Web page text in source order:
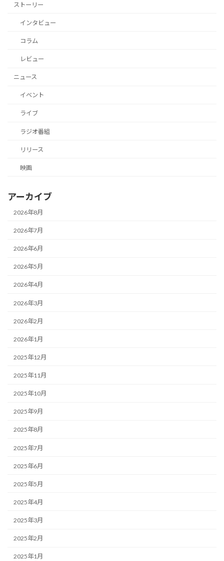
ストーリー
インタビュー
コラム
レビュー
ニュース
イベント
ライブ
ラジオ番組
リリース
映画
アーカイブ
2026年8月
2026年7月
2026年6月
2026年5月
2026年4月
2026年3月
2026年2月
2026年1月
2025年12月
2025年11月
2025年10月
2025年9月
2025年8月
2025年7月
2025年6月
2025年5月
2025年4月
2025年3月
2025年2月
2025年1月